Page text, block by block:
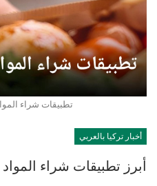
تطبيقات شراء
أخبار تركيا بالعربي
أبرز تطبيقات شراء المواد